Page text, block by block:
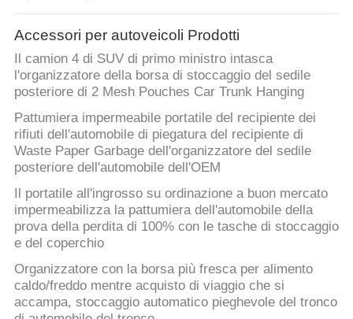
Accessori per autoveicoli Prodotti
Il camion 4 di SUV di primo ministro intasca
l'organizzatore della borsa di stoccaggio del sedile
posteriore di 2 Mesh Pouches Car Trunk Hanging
Pattumiera impermeabile portatile del recipiente dei
rifiuti dell'automobile di piegatura del recipiente di
Waste Paper Garbage dell'organizzatore del sedile
posteriore dell'automobile dell'OEM
Il portatile all'ingrosso su ordinazione a buon mercato
impermeabilizza la pattumiera dell'automobile della
prova della perdita di 100% con le tasche di stoccaggio
e del coperchio
Organizzatore con la borsa più fresca per alimento
caldo/freddo mentre acquisto di viaggio che si
accampa, stoccaggio automatico pieghevole del tronco